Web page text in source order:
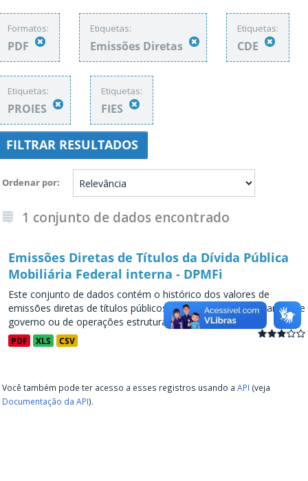
Formatos:
PDF
Etiquetas:
Emissões Diretas
Etiquetas:
CDE
Etiquetas:
PROIES
Etiquetas:
FIES
FILTRAR RESULTADOS
Ordenar por
1 conjunto de dados encontrado
Emissões Diretas de Títulos da Dívida Pública
Mobiliária Federal interna - DPMFi
Este conjunto de dados contém o histórico dos valores de
emissões diretas de títulos públicos, decorrentes de programas de
governo ou de operações estruturadas, a partir de...
PDF XLS CSV
Você também pode ter acesso a esses registros usando a API (veja
Documentação da API).